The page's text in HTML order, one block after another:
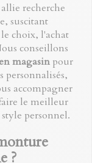
recherche
suscitant
choix, l'achat
conseillons
magasinpour
personnalisés,
accompagner
le meilleur
personnel.
?